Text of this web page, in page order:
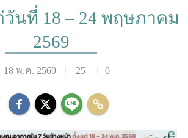
นที่ 18 – 24 พฤษภาคม
2569
18 พ.ค. 2569 25 0